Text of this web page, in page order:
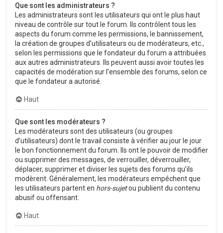
Que sont les administrateurs ?
Les administrateurs sont les utilisateurs qui ont le plus haut
niveau de contrôle sur tout le forum. Ils contrôlent tous les
aspects du forum comme les permissions, le bannissement,
la création de groupes d’utilisateurs ou de modérateurs, etc.,
selon les permissions que le fondateur du forum a attribuées
aux autres administrateurs. Ils peuvent aussi avoir toutes les
capacités de modération sur l’ensemble des forums, selon ce
que le fondateur a autorisé.
Haut
Que sont les modérateurs ?
Les modérateurs sont des utilisateurs (ou groupes
d’utilisateurs) dont le travail consiste à vérifier au jour le jour
le bon fonctionnement du forum. Ils ont le pouvoir de modifier
ou supprimer des messages, de verrouiller, déverrouiller,
déplacer, supprimer et diviser les sujets des forums qu’ils
modèrent. Généralement, les modérateurs empêchent que
les utilisateurs partent en hors-sujetou publient du contenu
abusif ou offensant.
Haut